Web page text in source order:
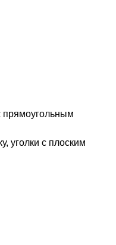
уголки с плоским